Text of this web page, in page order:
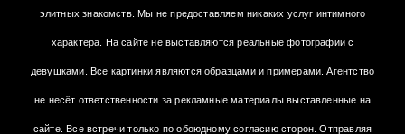
элитных знакомств. Мы не предоставляем никаких услуг интимного
характера. На сайте не выставляются реальные фотографии с
девушками. Все картинки являются образцами и примерами. Агентство
не несёт ответственности за рекламные материалы выставленные на
сайте. Все встречи только по обоюдному согласию сторон. Отправляя